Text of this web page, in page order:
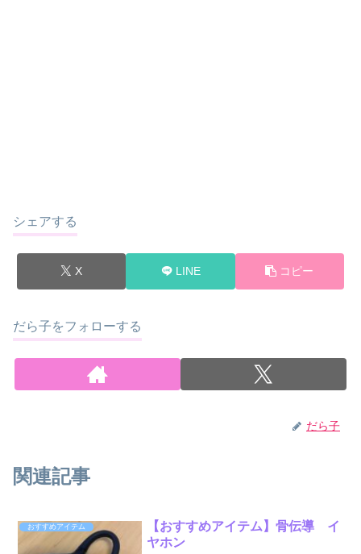
シェアする
X LINE コピー
だら子をフォローする
だら子
関連記事
おすすめアイテム
【おすすめアイテム】骨伝導 イ
ヤホン